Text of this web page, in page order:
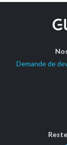
Demande de